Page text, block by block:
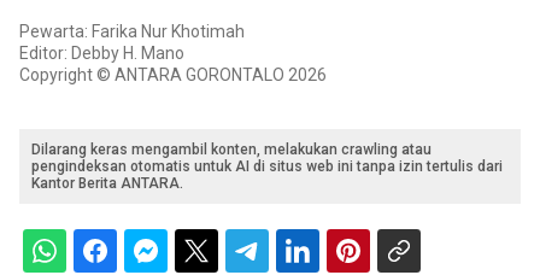
Pewarta: Farika Nur Khotimah
Editor: Debby H. Mano
Copyright © ANTARA GORONTALO 2026
Dilarang keras mengambil konten, melakukan crawling atau
pengindeksan otomatis untuk AI di situs web ini tanpa izin tertulis dari
Kantor Berita ANTARA.